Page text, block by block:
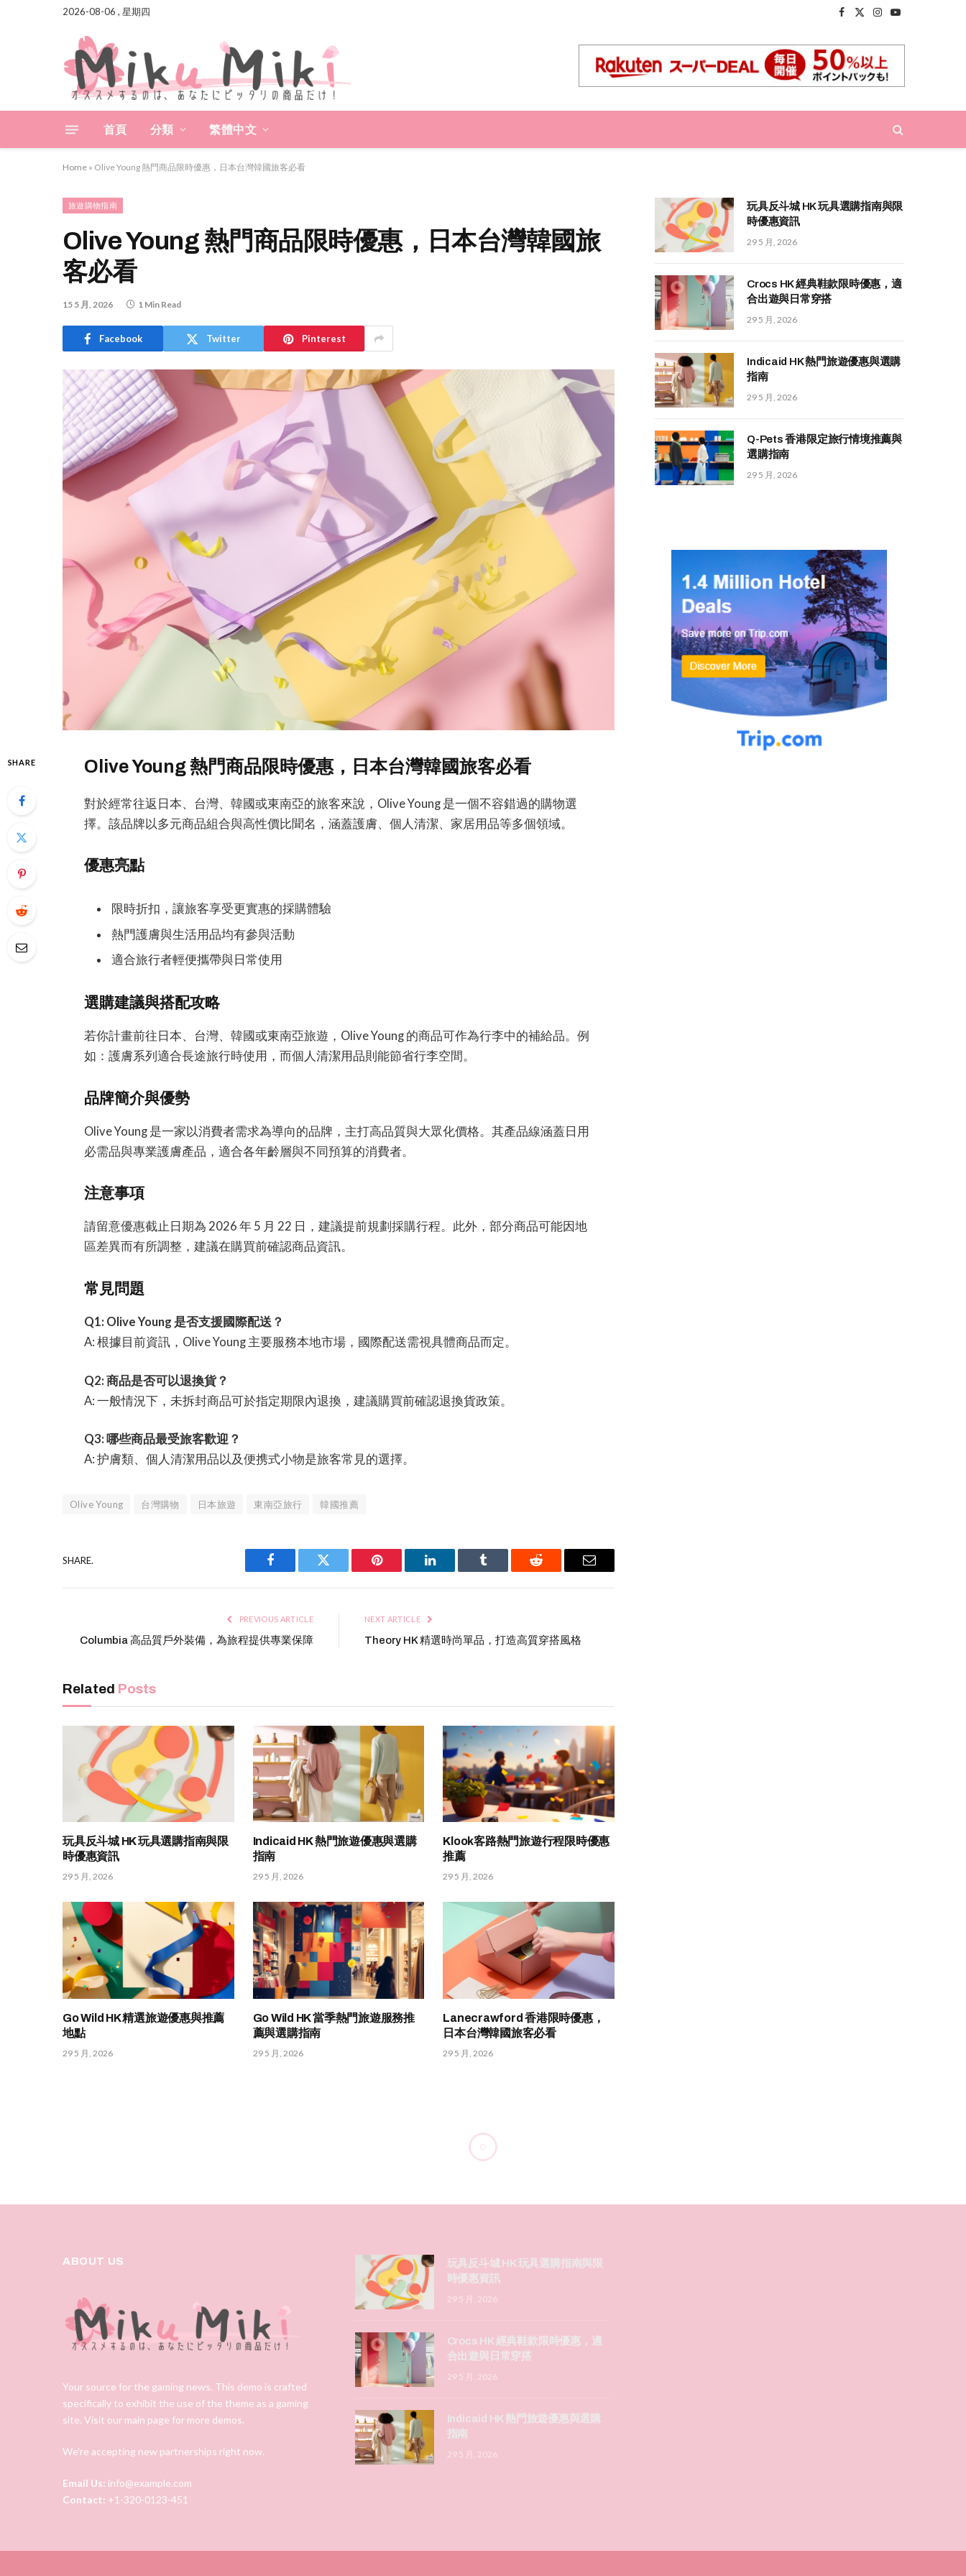
2026-08-06 , 星期四
Facebook
X
Instagram
YouTube
首頁 分類 繁體中文
Home » Olive Young 熱門商品限時優惠，日本台灣韓國旅客必看
旅遊購物指南
Olive Young 熱門商品限時優惠，日本台灣韓國旅
客必看
15 5 月, 2026 1 Min Read
Facebook Twitter Pinterest
SHARE Olive Young 熱門商品限時優惠，日本台灣韓國旅客必看
對於經常往返日本、台灣、韓國或東南亞的旅客來說，Olive Young 是一個不容錯過的購物選
擇。該品牌以多元商品組合與高性價比聞名，涵蓋護膚、個人清潔、家居用品等多個領域。
優惠亮點
限時折扣，讓旅客享受更實惠的採購體驗
熱門護膚與生活用品均有參與活動
適合旅行者輕便攜帶與日常使用
選購建議與搭配攻略
若你計畫前往日本、台灣、韓國或東南亞旅遊，Olive Young 的商品可作為行李中的補給品。例
如：護膚系列適合長途旅行時使用，而個人清潔用品則能節省行李空間。
品牌簡介與優勢
Olive Young 是一家以消費者需求為導向的品牌，主打高品質與大眾化價格。其產品線涵蓋日用
必需品與專業護膚產品，適合各年齡層與不同預算的消費者。
注意事項
請留意優惠截止日期為 2026 年 5 月 22 日，建議提前規劃採購行程。此外，部分商品可能因地
區差異而有所調整，建議在購買前確認商品資訊。
常見問題
Q1: Olive Young 是否支援國際配送？
A: 根據目前資訊，Olive Young 主要服務本地市場，國際配送需視具體商品而定。
Q2: 商品是否可以退換貨？
A: 一般情況下，未拆封商品可於指定期限內退換，建議購買前確認退換貨政策。
Q3: 哪些商品最受旅客歡迎？
A: 护膚類、個人清潔用品以及便携式小物是旅客常見的選擇。
Olive Young 台灣購物 日本旅遊 東南亞旅行 韓國推薦
SHARE.
Facebook Twitter Pinterest LinkedIn Tumblr Reddit Email
PREVIOUS ARTICLE
Columbia 高品質戶外裝備，為旅程提供專業保障
NEXT ARTICLE
Theory HK 精選時尚單品，打造高質穿搭風格
Related Posts
玩具反斗城 HK 玩具選購指南與限
時優惠資訊
29 5 月, 2026
Indicaid HK 熱門旅遊優惠與選購
指南
29 5 月, 2026
Klook客路熱門旅遊行程限時優惠
推薦
29 5 月, 2026
Go Wild HK 精選旅遊優惠與推薦
地點
29 5 月, 2026
Go Wild HK 當季熱門旅遊服務推
薦與選購指南
29 5 月, 2026
Lanecrawford 香港限時優惠，
日本台灣韓國旅客必看
29 5 月, 2026
玩具反斗城 HK 玩具選購指南與限
時優惠資訊
29 5 月, 2026
Crocs HK 經典鞋款限時優惠，適
合出遊與日常穿搭
29 5 月, 2026
Indicaid HK 熱門旅遊優惠與選購
指南
29 5 月, 2026
Q-Pets 香港限定旅行情境推薦與
選購指南
29 5 月, 2026
ABOUT US
Your source for the gaming news. This demo is crafted
specifically to exhibit the use of the theme as a gaming
site. Visit our main page for more demos.
We're accepting new partnerships right now.
Email Us: info@example.com
Contact: +1-320-0123-451
玩具反斗城 HK 玩具選購指南與限
時優惠資訊
29 5 月, 2026
Crocs HK 經典鞋款限時優惠，適
合出遊與日常穿搭
29 5 月, 2026
Indicaid HK 熱門旅遊優惠與選購
指南
29 5 月, 2026